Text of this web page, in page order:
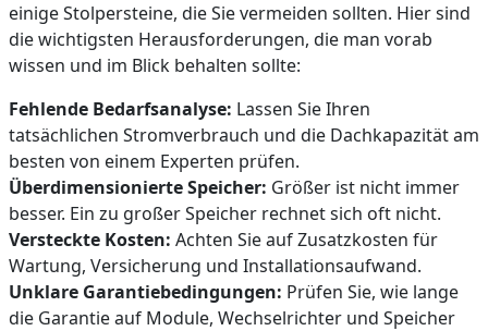
einige Stolpersteine, die Sie vermeiden sollten. Hier sind
die wichtigsten Herausforderungen, die man vorab
wissen und im Blick behalten sollte:
Fehlende Bedarfsanalyse: Lassen Sie Ihren
tatsächlichen Stromverbrauch und die Dachkapazität am
besten von einem Experten prüfen.
Überdimensionierte Speicher: Größer ist nicht immer
besser. Ein zu großer Speicher rechnet sich oft nicht.
Versteckte Kosten: Achten Sie auf Zusatzkosten für
Wartung, Versicherung und Installationsaufwand.
Unklare Garantiebedingungen: Prüfen Sie, wie lange
die Garantie auf Module, Wechselrichter und Speicher